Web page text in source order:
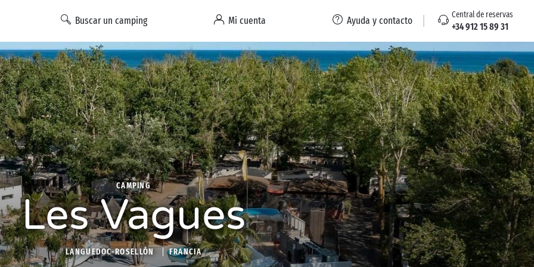
Buscar un camping Mi cuenta Ayuda y contacto Central de reservas
+34 912 15 89 31
CAMPING
Les Vagues
LANGUEDOC-ROSELLÓN FRANCIA